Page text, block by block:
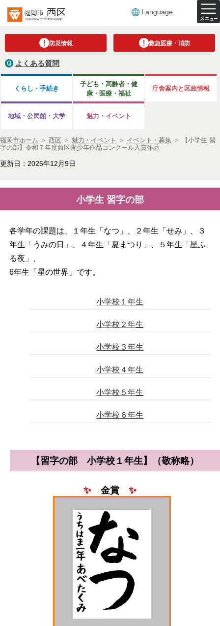
Language
防災情報 救急医療・消防
よくある質問
くらし・手続き
子ども・高齢者・健
康・医療・福祉
庁舎案内と区政情報
地域・公民館・大学 魅力・イベント
福岡市ホーム ＞ 西区 ＞ 魅力・イベント ＞ イベント・募集 ＞
【小学生 習
字の部】令和７年度西区青少年作品コンクール入賞作品
更新日：2025年12月9日
小学生 習字の部
各学年の課題は、１年生「なつ」、２年生「せみ」、３
年生「うみの日」、４年生「夏まつり」、５年生「星ふ
る夜」、
6年生「星の世界」です。
小学校１年生
小学校２年生
小学校３年生
小学校４年生
小学校５年生
小学校６年生
【習字の部 小学校１年生】（敬称略）
✨ 金賞 ✨